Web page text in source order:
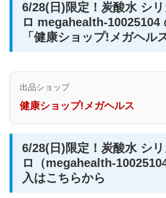
6/28(日)限定！炭酸水 シ
ロ megahealth-10025104
「健康ショップ!メガヘル
出品ショップ
健康ショップ!メガヘルス
6/28(日)限定！炭酸水 シ
ロ（megahealth-
入はこちらから